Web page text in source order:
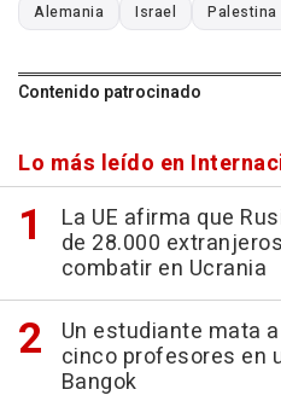
Alemania Israel Palestina
Contenido patrocinado
Lo más leído en
La UE afirma que
de 28.000
combatir en Ucrania
Un estudiante mata
cinco profesores en
Bangok